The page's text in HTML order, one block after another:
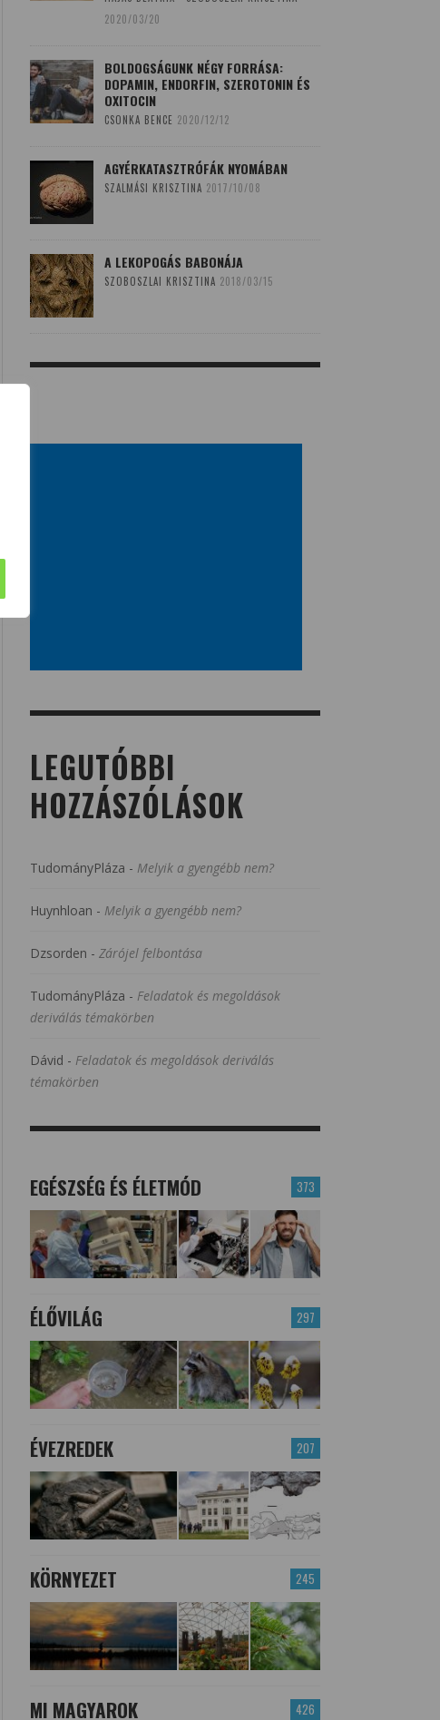
2020/03/20
BOLDOGSÁGUNK NÉGY FORRÁSA:
DOPAMIN, ENDORFIN, SZEROTONIN ÉS
OXITOCIN
CSONKA BENCE 2020/12/12
AGYÉRKATASZTRÓFÁK NYOMÁBAN
SZALMÁSI KRISZTINA 2017/10/08
A LEKOPOGÁS BABONÁJA
SZOBOSZLAI KRISZTINA 2018/03/15
LEGUTÓBBI
HOZZÁSZÓLÁSOK
TudományPláza - Melyik a gyengébb nem?
Huynhloan - Melyik a gyengébb nem?
Dzsorden - Zárójel felbontása
TudományPláza - Feladatok és megoldások
deriválás témakörben
Dávid - Feladatok és megoldások deriválás
témakörben
373
EGÉSZSÉG ÉS ÉLETMÓD
297
ÉLŐVILÁG
207
ÉVEZREDEK
245
KÖRNYEZET
426
MI MAGYAROK